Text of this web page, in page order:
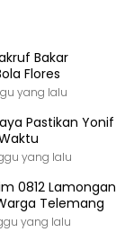
Bakar
Flores
yang lalu
Pastikan Yonif
yang lalu
0812 Lamongan
Telemang
yang lalu